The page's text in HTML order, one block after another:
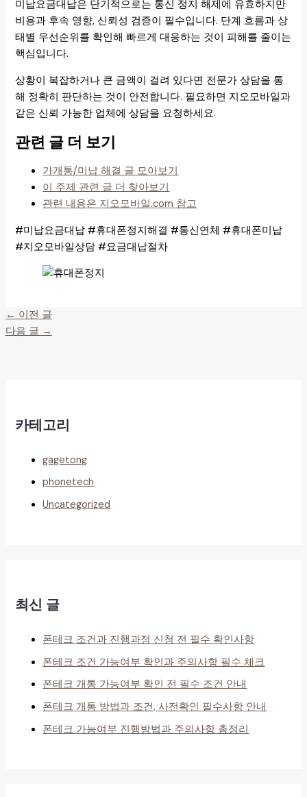
미납요금대납은 단기적으로는 통신 정지 해제에 유효하지만
비용과 후속 영향, 신뢰성 검증이 필수입니다. 단계 흐름과 상
태별 우선순위를 확인해 빠르게 대응하는 것이 피해를 줄이는
핵심입니다.
상황이 복잡하거나 큰 금액이 걸려 있다면 전문가 상담을 통
해 정확히 판단하는 것이 안전합니다. 필요하면 지오모바일과
같은 신뢰 가능한 업체에 상담을 요청하세요.
관련 글 더 보기
가개통/미납 해결 글 모아보기
이 주제 관련 글 더 찾아보기
관련 내용은 지오모바일.com 참고
#미납요금대납 #휴대폰정지해결 #통신연체 #휴대폰미납
#지오모바일상담 #요금대납절차
← 이전 글
다음 글 →
카테고리
gagetong
phonetech
Uncategorized
최신 글
폰테크 조건과 진행과정 신청 전 필수 확인사항
폰테크 조건 가능여부 확인과 주의사항 필수 체크
폰테크 개통 가능여부 확인 전 필수 조건 안내
폰테크 개통 방법과 조건, 사전확인 필수사항 안내
폰테크 가능여부 진행방법과 주의사항 총정리